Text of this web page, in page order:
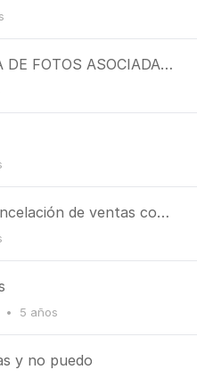
VISUALIZACIÓN RÁPIDA DE FOTOS ASOCIADAS A PRODUCTOS
Automatización en la cancelación de ventas con mercadería pendiente
• 5 años
y no puedo